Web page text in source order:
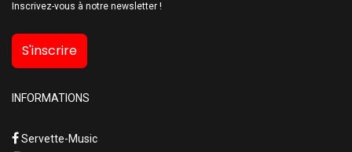
Inscrivez-vous à notre newsletter !
S'inscrire
INFORMATIONS
Servette-Music